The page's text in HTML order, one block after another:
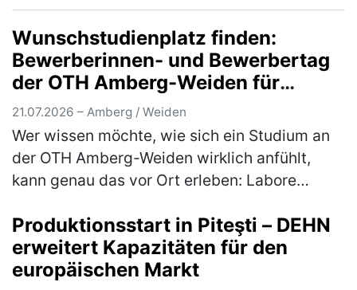
Wunschstudienplatz finden:
Bewerberinnen- und Bewerbertag
der OTH Amberg-Weiden für
Studieninteressierte und Bewerber
21.07.2026 – Amberg / Weiden
Wer wissen möchte, wie sich ein Studium an
der OTH Amberg-Weiden wirklich anfühlt,
kann genau das vor Ort erleben: Labore
kommen, Studiengänge aus erster Hand k…
(mehr)
Produktionsstart in Piteşti – DEHN
erweitert Kapazitäten für den
europäischen Markt